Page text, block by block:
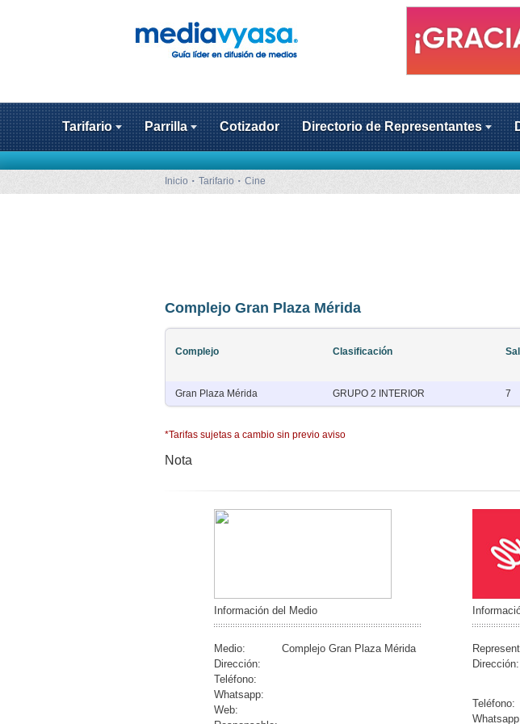
Tarifario Parrilla Cotizador Directorio de Representantes
Inicio Tarifario Cine
Complejo Gran Plaza Mérida
Complejo Clasificación
Gran Plaza Mérida GRUPO 2 INTERIOR 7
*Tarifas sujetas a cambio sin previo aviso
Nota
Información del Medio
Medio:
Complejo Gran Plaza Mérida
Dirección:
Teléfono:
Whatsapp:
Web:
Dirección:
Teléfono: